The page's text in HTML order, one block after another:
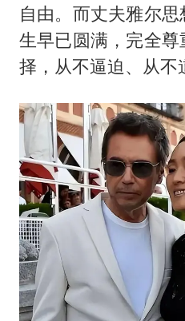
自由。而丈夫雅尔
生早已圆满，完全
择，从不逼迫、从不